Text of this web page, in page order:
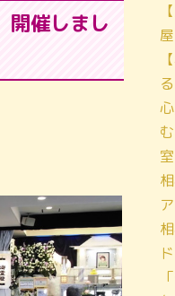
催しまし